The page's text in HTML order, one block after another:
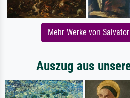
Mehr Werke von
Auszug aus